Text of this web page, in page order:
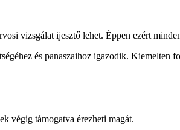
vizsgálat ijesztő lehet. Éppen ezért
és panaszaihoz igazodik. Kiemelten
végig támogatva érezheti magát.